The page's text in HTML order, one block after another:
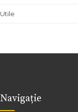
Utile
Navigație